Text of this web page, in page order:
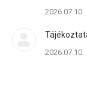
2026.07.10.
2026.07.10.